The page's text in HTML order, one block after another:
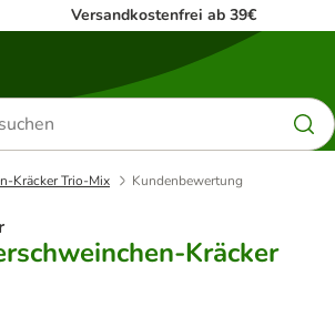
Versandkostenfrei ab 39€
Kräcker Trio-Mix Kundenbewertung
Kräcker